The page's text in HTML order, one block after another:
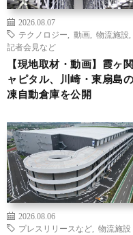
2026.08.07
テクノロジー
動画 物流施設
記者会見など
【現地取材・動画】霞ヶ
ャピタル、川崎・東扇島
凍自動倉庫を公開
2026.08.06
プレスリリースなど
物流施設